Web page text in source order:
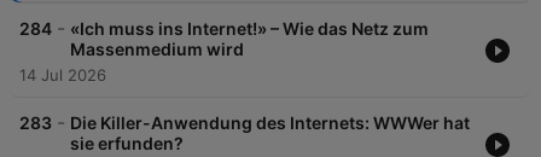
284 - «Ich muss ins Internet!» – Wie das Netz zum
Massenmedium wird
14 Jul 2026
283 - Die Killer-Anwendung des Internets: WWWer hat
sie erfunden?